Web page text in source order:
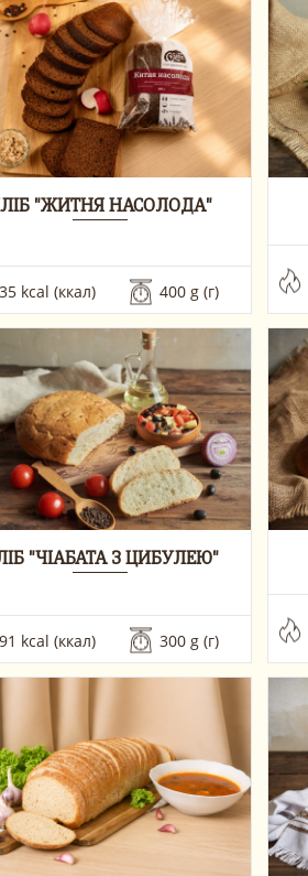
"ЖИТНЯ НАСОЛОДА"
kcal (ккал) 400 g (г)
"ЧІАБАТА З ЦИБУЛЕЮ"
kcal (ккал) 300 g (г)